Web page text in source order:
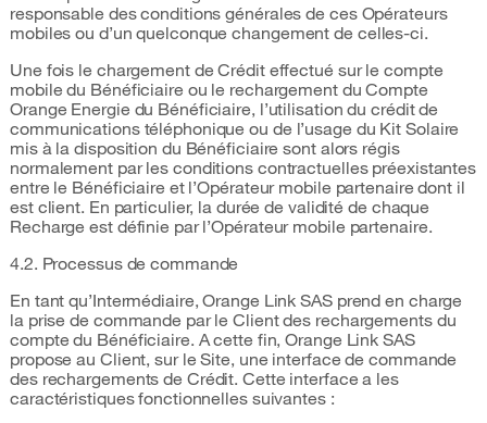
responsable des conditions générales de ces Opérateurs
mobiles ou d’un quelconque changement de celles-ci.
Une fois le chargement de Crédit effectué sur le compte
mobile du Bénéficiaire ou le rechargement du Compte
Orange Energie du Bénéficiaire, l’utilisation du crédit de
communications téléphonique ou de l’usage du Kit Solaire
mis à la disposition du Bénéficiaire sont alors régis
normalement par les conditions contractuelles préexistantes
entre le Bénéficiaire et l’Opérateur mobile partenaire dont il
est client. En particulier, la durée de validité de chaque
Recharge est définie par l’Opérateur mobile partenaire.
4.2. Processus de commande
En tant qu’Intermédiaire, Orange Link SAS prend en charge
la prise de commande par le Client des rechargements du
compte du Bénéficiaire. A cette fin, Orange Link SAS
propose au Client, sur le Site, une interface de commande
des rechargements de Crédit. Cette interface a les
caractéristiques fonctionnelles suivantes :